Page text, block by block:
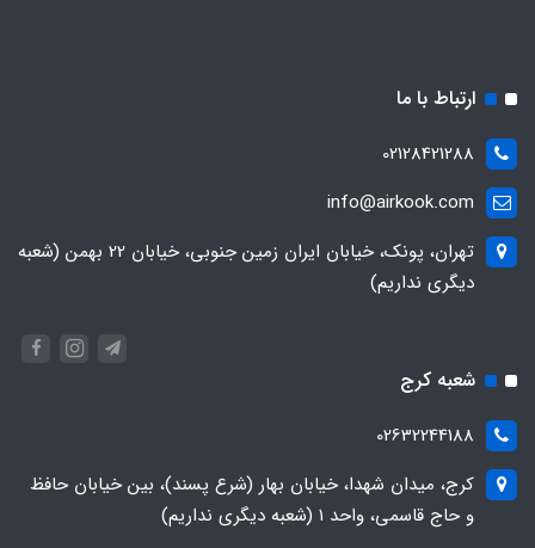
ارتباط با ما
02128421288
info@airkook.com
تهران، پونک، خیابان ایران زمین جنوبی، خیابان 22 بهمن (شعبه
دیگری نداریم)
شعبه کرج
02632244188
کرج، میدان شهدا، خیابان بهار (شرع پسند)، بین خیابان حافظ
و حاج قاسمی، واحد ۱ (شعبه دیگری نداریم)